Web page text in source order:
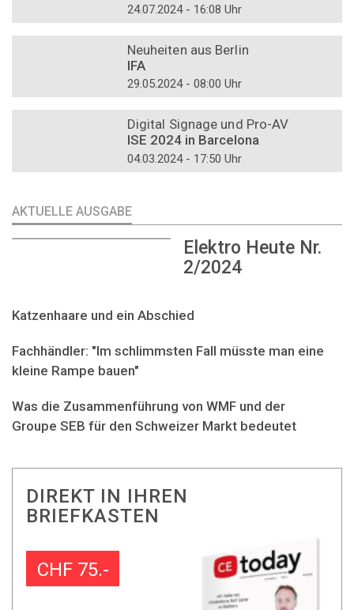
24.07.2024 - 16:08 Uhr
Neuheiten aus Berlin
IFA
29.05.2024 - 08:00 Uhr
Digital Signage und Pro-AV
ISE 2024 in Barcelona
04.03.2024 - 17:50 Uhr
AKTUELLE AUSGABE
Elektro Heute Nr.
2/2024
Katzenhaare und ein Abschied
Fachhändler: "Im schlimmsten Fall müsste man eine
kleine Rampe bauen"
Was die Zusammenführung von WMF und der
Groupe SEB für den Schweizer Markt bedeutet
DIREKT IN IHREN
BRIEFKASTEN
CHF 75.-